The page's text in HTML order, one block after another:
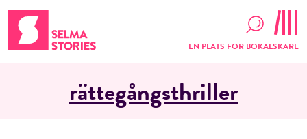
EN PLATS FÖR BOKÄLSKARE
rättegångsthriller